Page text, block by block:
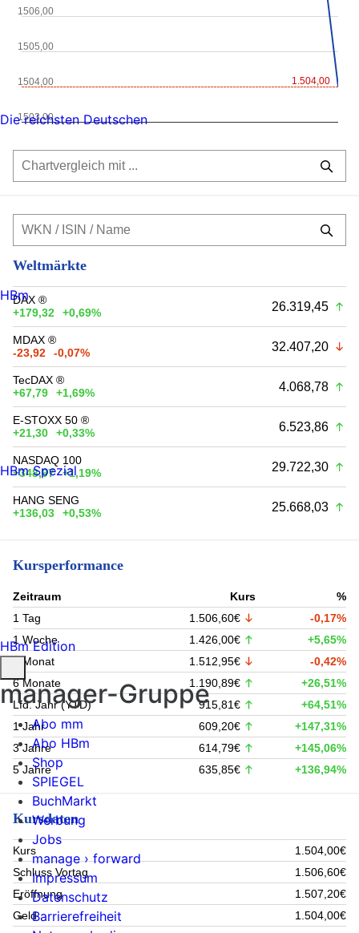
1.504,00
1503,00
1504,00
1505,00
1506,00
Weltmärkte
DAX ®
+179,32
+0,69% 26.319,45
MDAX ®
-23,92
-0,07% 32.407,20
TecDAX ®
+67,79
+1,69% 4.068,78
E-STOXX 50 ®
+21,30
+0,33% 6.523,86
NASDAQ 100
+348,97
+1,19% 29.722,30
HANG SENG
+136,03
+0,53% 25.668,03
Kursperformance
Zeitraum Kurs
%
1 Tag
1.506,60€
-0,17%
1 Woche
1.426,00€
+5,65%
1 Monat
1.512,95€
-0,42%
6 Monate
1.190,89€
+26,51%
Lfd. Jahr (YTD)
915,81€
+64,51%
1 Jahr
609,20€
+147,31%
3 Jahre
614,79€
+145,06%
5 Jahre
635,85€ +136,94%
Kursdaten
Kurs
1.504,00€
Schluss Vortag
1.506,60€
Eröffnung
1.507,20€
Geld
1.504,00€
Die reichsten Deutschen
HBm
HBm Spezial
HBm Edition
manager-Gruppe
Abo mm
Abo HBm
Shop
SPIEGEL
BuchMarkt
Werbung
Jobs
manage › forward
Impressum
Datenschutz
Barrierefreiheit